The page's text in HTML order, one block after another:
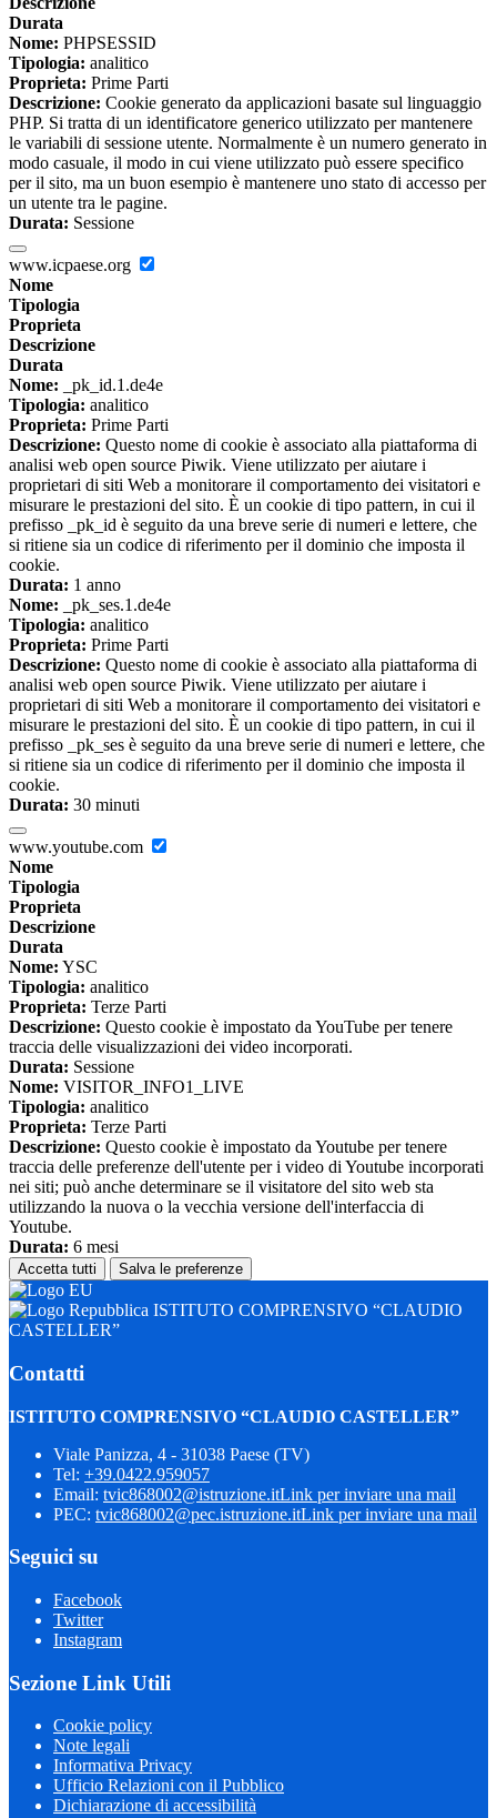
Durata
Nome: PHPSESSID
Tipologia: analitico
Proprieta: Prime Parti
Descrizione: Cookie generato da applicazioni basate sul linguaggio
PHP. Si tratta di un identificatore generico utilizzato per mantenere
le variabili di sessione utente. Normalmente è un numero generato in
modo casuale, il modo in cui viene utilizzato può essere specifico
per il sito, ma un buon esempio è mantenere uno stato di accesso per
un utente tra le pagine.
Durata: Sessione
www.icpaese.org
Nome
Tipologia
Proprieta
Descrizione
Durata
Nome: _pk_id.1.de4e
Tipologia: analitico
Proprieta: Prime Parti
Descrizione: Questo nome di cookie è associato alla piattaforma di
analisi web open source Piwik. Viene utilizzato per aiutare i
proprietari di siti Web a monitorare il comportamento dei visitatori e
misurare le prestazioni del sito. È un cookie di tipo pattern, in cui il
prefisso _pk_id è seguito da una breve serie di numeri e lettere, che
si ritiene sia un codice di riferimento per il dominio che imposta il
cookie.
Durata: 1 anno
Nome: _pk_ses.1.de4e
Tipologia: analitico
Proprieta: Prime Parti
Descrizione: Questo nome di cookie è associato alla piattaforma di
analisi web open source Piwik. Viene utilizzato per aiutare i
proprietari di siti Web a monitorare il comportamento dei visitatori e
misurare le prestazioni del sito. È un cookie di tipo pattern, in cui il
prefisso _pk_ses è seguito da una breve serie di numeri e lettere, che
si ritiene sia un codice di riferimento per il dominio che imposta il
cookie.
Durata: 30 minuti
www.youtube.com
Nome
Tipologia
Proprieta
Descrizione
Durata
Nome: YSC
Tipologia: analitico
Proprieta: Terze Parti
Descrizione: Questo cookie è impostato da YouTube per tenere
traccia delle visualizzazioni dei video incorporati.
Durata: Sessione
Nome: VISITOR_INFO1_LIVE
Tipologia: analitico
Proprieta: Terze Parti
Descrizione: Questo cookie è impostato da Youtube per tenere
traccia delle preferenze dell'utente per i video di Youtube incorporati
nei siti; può anche determinare se il visitatore del sito web sta
utilizzando la nuova o la vecchia versione dell'interfaccia di
Youtube.
Durata: 6 mesi
Accetta tutti Salva le preferenze
ISTITUTO COMPRENSIVO “CLAUDIO
CASTELLER”
Contatti
ISTITUTO COMPRENSIVO “CLAUDIO CASTELLER”
Viale Panizza, 4 - 31038 Paese (TV)
Tel: +39.0422.959057
Email: tvic868002@istruzione.itLink per inviare una mail
PEC: tvic868002@pec.istruzione.itLink per inviare una mail
Seguici su
Facebook
Twitter
Instagram
Sezione Link Utili
Cookie policy
Note legali
Informativa Privacy
Ufficio Relazioni con il Pubblico
Dichiarazione di accessibilità